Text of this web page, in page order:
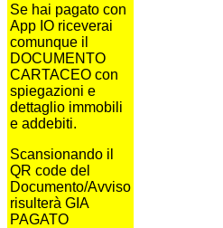
Se hai pagato con
App IO riceverai
comunque il
DOCUMENTO
CARTACEO con
spiegazioni e
dettaglio immobili
e addebiti.
Scansionando il
QR code del
Documento/Avviso
risulterà GIA
PAGATO